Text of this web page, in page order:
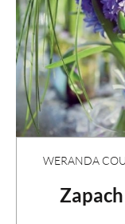
WERANDA